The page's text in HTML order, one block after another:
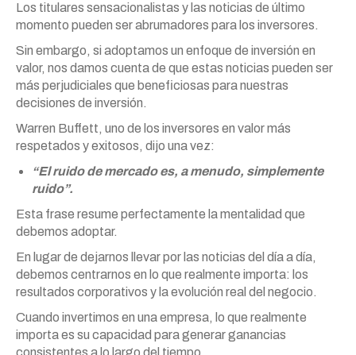
Los titulares sensacionalistas y las noticias de último
momento pueden ser abrumadores para los inversores.
Sin embargo, si adoptamos un enfoque de inversión en
valor, nos damos cuenta de que estas noticias pueden ser
más perjudiciales que beneficiosas para nuestras
decisiones de inversión.
Warren Buffett, uno de los inversores en valor más
respetados y exitosos, dijo una vez:
“El ruido de mercado es, a menudo, simplemente
ruido”.
Esta frase resume perfectamente la mentalidad que
debemos adoptar.
En lugar de dejarnos llevar por las noticias del día a día,
debemos centrarnos en lo que realmente importa: los
resultados corporativos y la evolución real del negocio.
Cuando invertimos en una empresa, lo que realmente
importa es su capacidad para generar ganancias
consistentes a lo largo del tiempo.